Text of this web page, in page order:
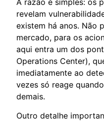
revelam
existem há anos. Não
mercado, para os
aqui entra um dos
Operations Center),
imediatamente ao
vezes só reage
demais.
Outro detalhe